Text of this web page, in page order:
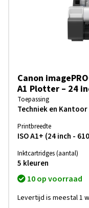
Canon
A1 Plotter – 24
Toepassing
Techniek en Kantoor
Printbreedte
ISO A1+ (24 inch -
Inktcartridges (aantal)
5 kleuren
10 op voorraad
Levertijd is meestal 1